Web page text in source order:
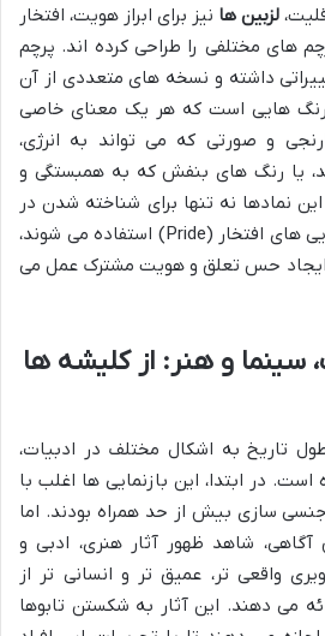
لزبین ها نیز برای ابراز هویت، افتخار
های مختلفی را طراحی کرده اند. پرچم
داشته و نسخه های متعددی از آن
رنگ هایی است که هر یک معنای خاصی
و صورتی که می تواند به انرژی،
یا رنگ های بنفش که به همبستگی و
نمادها نه تنها برای شناخته شدن در
رویدادهایی مانند راهپیمایی های افتخار (Pride) استفاده می شوند،
ایجاد حس تعلق و هویت مشترک عمل می
سینما و هنر: از کلیشه ها
تاریخ به اشکال مختلف در ادبیات،
در ابتدا، این بازنمایی ها اغلب با
سازی بیش از حد همراه بودند. اما
شاهد ظهور آثار هنری، ادبی و
واقعی تر، عمیق تر و انسانی تر از
می دهند. این آثار به شکستن تابوها